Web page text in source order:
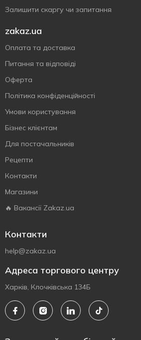
Залишити скаргу чи запитання
zakaz.ua
Оплата та доставка
Питання та відповіді
Оферта
Політика конфіденційності
Умови користування
Бізнес клієнтам
Для постачальників
Рецепти
Контакти
Магазини
🔥 Вакансії Zakaz.ua
Контакти
help@zakaz.ua
Адреса торгового центру
Харків, Клочківська 134Б